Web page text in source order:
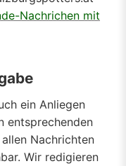
Nachrichen mit
ein Anliegen
entsprechenden
Nachrichten
Wir redigieren